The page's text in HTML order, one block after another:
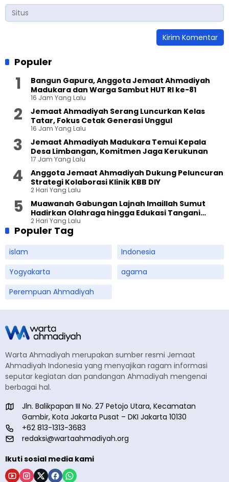
Populer
Bangun Gapura, Anggota Jemaat Ahmadiyah
Madukara dan Warga Sambut HUT RI ke-81
16 Jam Yang Lalu
Jemaat Ahmadiyah Serang Luncurkan Kelas
Tatar, Fokus Cetak Generasi Unggul
16 Jam Yang Lalu
Jemaat Ahmadiyah Madukara Temui Kepala
Desa Limbangan, Komitmen Jaga Kerukunan
17 Jam Yang Lalu
Anggota Jemaat Ahmadiyah Dukung Peluncuran
Strategi Kolaborasi Klinik KBB DIY
2 Hari Yang Lalu
Muawanah Gabungan Lajnah Imaillah Sumut
Hadirkan Olahraga hingga Edukasi Tangani
Sampah
2 Hari Yang Lalu
Populer Tag
islam
Indonesia
Yogyakarta
agama
Perempuan Ahmadiyah
Warta Ahmadiyah merupakan sumber resmi Jemaat
Ahmadiyah Indonesia yang menyajikan ragam informasi
seputar kegiatan dan pandangan Ahmadiyah mengenai
berbagai hal.
Jln. Balikpapan III No. 27 Petojo Utara, Kecamatan
Gambir, Kota Jakarta Pusat – DKI Jakarta 10130
+62 813-1313-3683
redaksi@wartaahmadiyah.org
Ikuti sosial media kami